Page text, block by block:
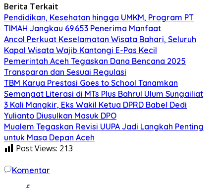
Berita Terkait
Pendidikan, Kesehatan hingga UMKM, Program PT
TIMAH Jangkau 69.653 Penerima Manfaat
Ancol Perkuat Keselamatan Wisata Bahari, Seluruh
Kapal Wisata Wajib Kantongi E-Pas Kecil
Pemerintah Aceh Tegaskan Dana Bencana 2025
Transparan dan Sesuai Regulasi
TBM Karya Prestasi Goes to School Tanamkan
Semangat Literasi di MTs Plus Bahrul Ulum Sungailiat
3 Kali Mangkir, Eks Wakil Ketua DPRD Babel Dedi
Yulianto Diusulkan Masuk DPO
Mualem Tegaskan Revisi UUPA Jadi Langkah Penting
untuk Masa Depan Aceh
Post Views: 213
Komentar